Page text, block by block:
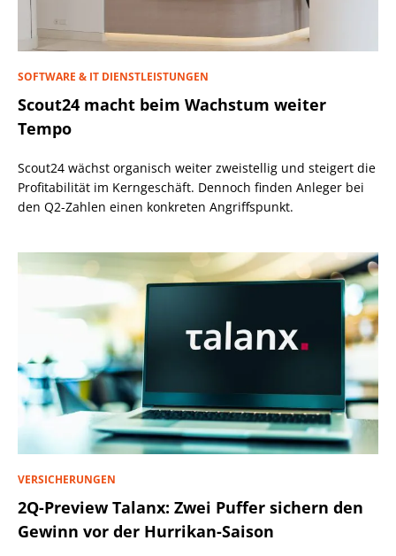
SOFTWARE & IT DIENSTLEISTUNGEN
Scout24 macht beim Wachstum weiter
Tempo
Scout24 wächst organisch weiter zweistellig und steigert die
Profitabilität im Kerngeschäft. Dennoch finden Anleger bei
den Q2-Zahlen einen konkreten Angriffspunkt.
VERSICHERUNGEN
2Q-Preview Talanx: Zwei Puffer sichern den
Gewinn vor der Hurrikan-Saison